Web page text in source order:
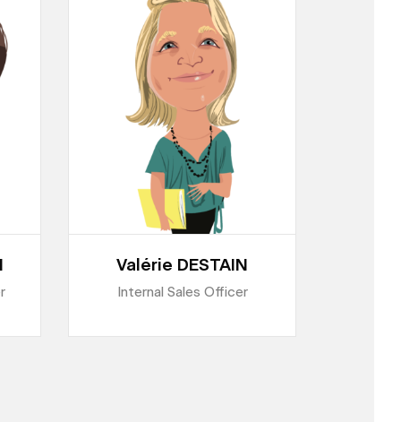
Valérie DESTAIN
Internal Sales Officer